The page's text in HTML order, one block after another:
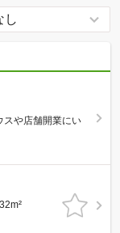
スや店舗開業にい